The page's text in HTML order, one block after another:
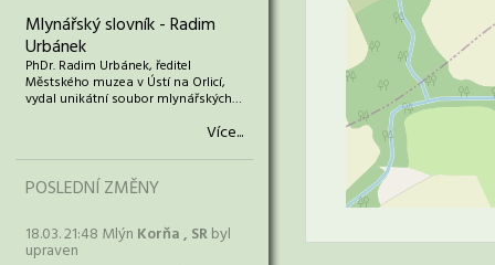
Mlynářský slovník - Radim
Urbánek
PhDr. Radim Urbánek, ředitel
Městského muzea v Ústí na Orlicí,
vydal unikátní soubor mlynářských…
Více...
POSLEDNÍ ZMĚNY
18.03. 21:48 Mlýn Korňa , SRbyl
upraven